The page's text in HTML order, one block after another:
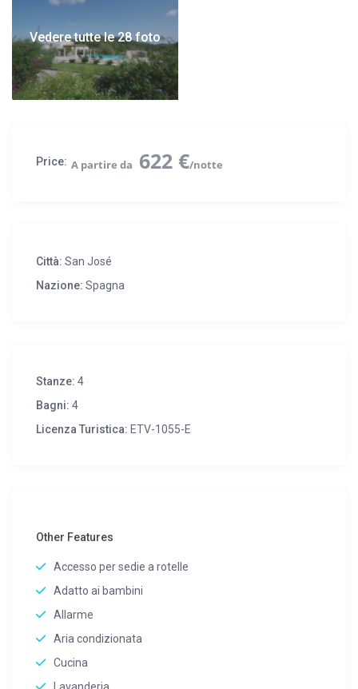
Vedere tutte le 28 foto
Price: 622 €
Città: San José
Nazione: Spagna
Stanze: 4
Bagni: 4
Licenza Turistica: ETV-1055-E
Other Features
Accesso per sedie a rotelle
Adatto ai bambini
Allarme
Aria condizionata
Cucina